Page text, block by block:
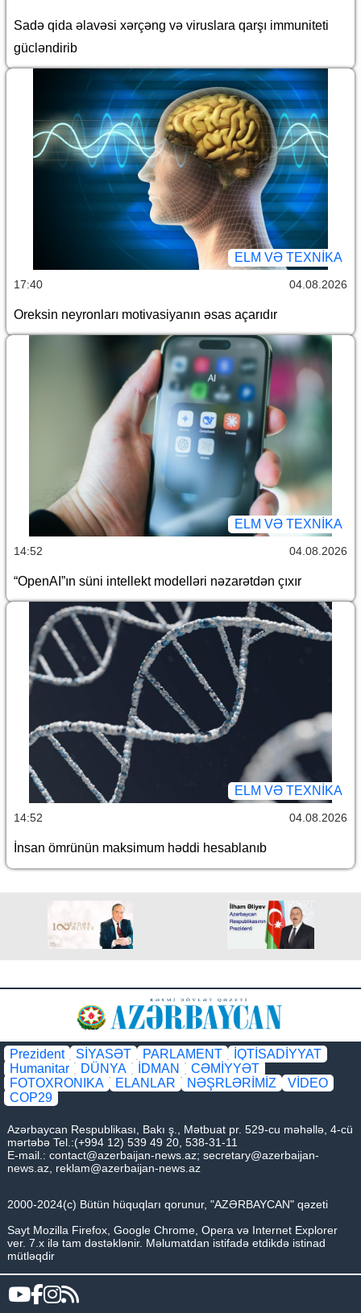
Sadə qida əlavəsi xərçəng və viruslara qarşı immuniteti
gücləndirib
ELM VƏ TEXNIKA
17:40 04.08.2026
Oreksin neyronları motivasiyanın əsas açarıdır
ELM VƏ TEXNIKA
14:52 04.08.2026
“OpenAI”ın süni intellekt modelləri nəzarətdən çıxır
ELM VƏ TEXNIKA
14:52 04.08.2026
İnsan ömrünün maksimum həddi hesablanıb
Prezident SİYASƏT PARLAMENT
İQTİSADİYYAT
Humanitar
DÜNYA İDMAN
CƏMİYYƏT
FOTOXRONIKA
ELANLAR NƏŞRLƏRİMİZ
VİDEO
COP29
Azərbaycan Respublikası, Bakı ş., Mətbuat pr. 529-cu məhəllə, 4-cü
mərtəbə Tel.:(+994 12) 539 49 20, 538-31-11
E-mail.: contact@azerbaijan-news.az; secretary@azerbaijan-
news.az reklam@azerbaijan-news.az
2000-2024(c) Bütün hüquqları qorunur, "AZƏRBAYCAN" qəzeti
Sayt Mozilla Firefox, Google Chrome, Opera və Internet Explorer
ver. 7.x ilə tam dəstəklənir. Məlumatdan istifadə etdikdə istinad
mütləqdir